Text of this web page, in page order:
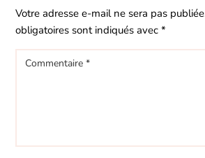
Votre adresse e-mail ne sera pas
obligatoires sont indiqués avec*